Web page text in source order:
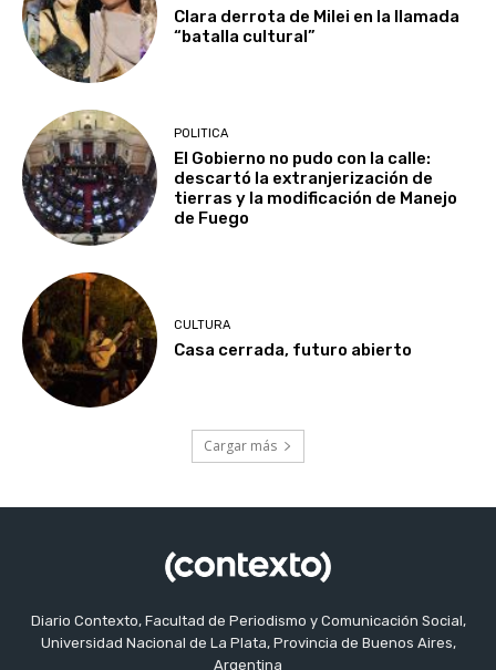
Clara derrota de Milei en la llamada
“batalla cultural”
POLITICA
El Gobierno no pudo con la calle:
descartó la extranjerización de
tierras y la modificación de Manejo
de Fuego
CULTURA
Casa cerrada, futuro abierto
Cargar más
Diario Contexto, Facultad de Periodismo y Comunicación Social,
Universidad Nacional de La Plata, Provincia de Buenos Aires,
Argentina